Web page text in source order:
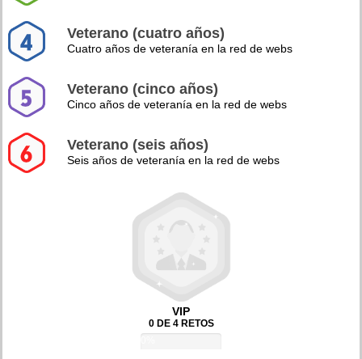
Veterano (cuatro años)
Cuatro años de veteranía en la red de webs
Veterano (cinco años)
Cinco años de veteranía en la red de webs
Veterano (seis años)
Seis años de veteranía en la red de webs
VIP
0 DE 4 RETOS